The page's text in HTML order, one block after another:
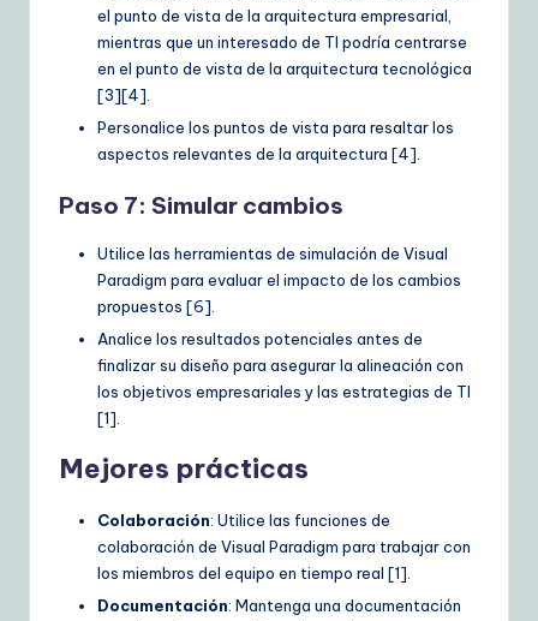
el punto de vista de la arquitectura empresarial,
mientras que un interesado de TI podría centrarse
en el punto de vista de la arquitectura tecnológica
[3][4].
Personalice los puntos de vista para resaltar los
aspectos relevantes de la arquitectura [4].
Paso 7: Simular cambios
Utilice las herramientas de simulación de Visual
Paradigm para evaluar el impacto de los cambios
propuestos [6].
Analice los resultados potenciales antes de
finalizar su diseño para asegurar la alineación con
los objetivos empresariales y las estrategias de TI
[1].
Mejores prácticas
Colaboración: Utilice las funciones de
colaboración de Visual Paradigm para trabajar con
los miembros del equipo en tiempo real [1].
Documentación: Mantenga una documentación